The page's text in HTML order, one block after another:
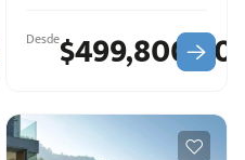
$499,800.00
Desde